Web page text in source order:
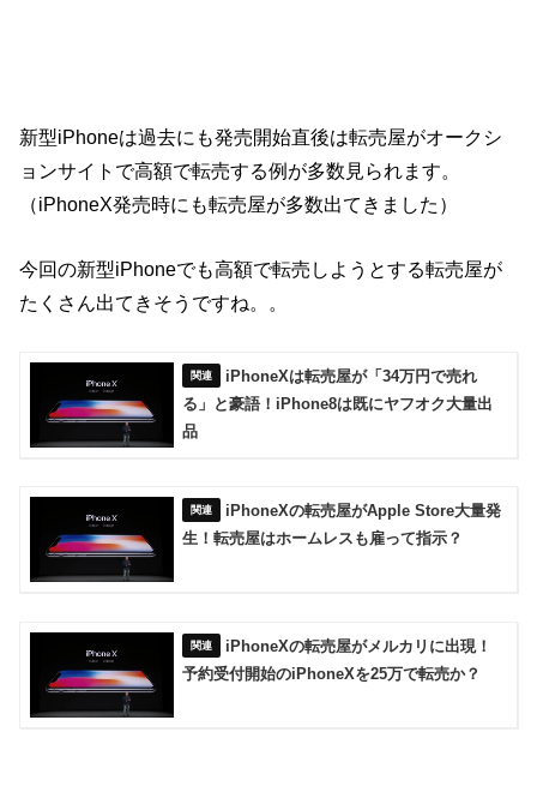
新型iPhoneは過去にも発売開始直後は転売屋がオークシ
ョンサイトで高額で転売する例が多数見られます。
（iPhoneX発売時にも転売屋が多数出てきました）
今回の新型iPhoneでも高額で転売しようとする転売屋が
たくさん出てきそうですね。。
iPhoneXは転売屋が「34万円で売れ
る」と豪語！iPhone8は既にヤフオク大量出
品
iPhoneXの転売屋がApple Store大量発
生！転売屋はホームレスも雇って指示？
iPhoneXの転売屋がメルカリに出現！
予約受付開始のiPhoneXを25万で転売か？